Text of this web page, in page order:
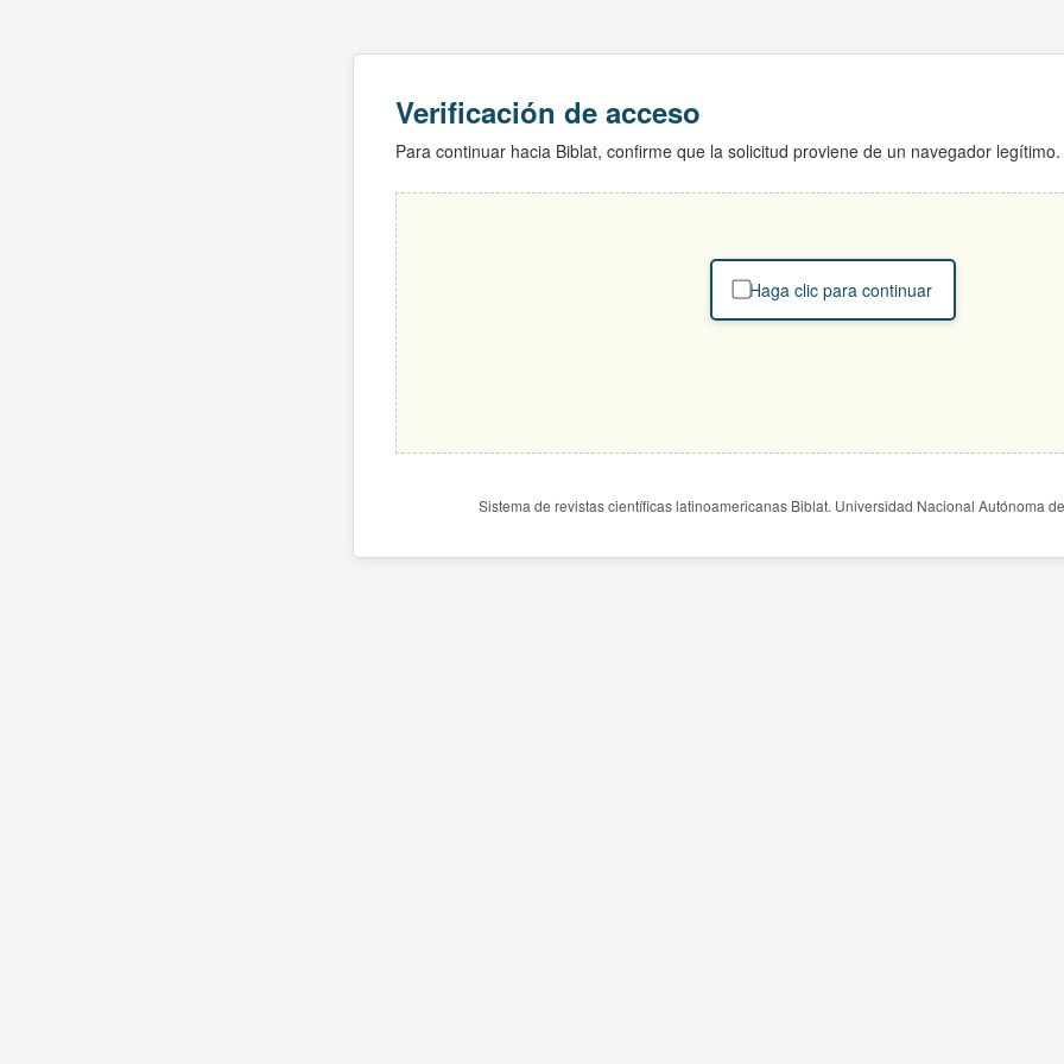
Verificación de acceso
Para continuar hacia Biblat, confirme que la solicitud proviene de un navegador legítimo.
Haga clic para continuar
Sistema de revistas científicas latinoamericanas Biblat. Universidad Nacional Autónoma